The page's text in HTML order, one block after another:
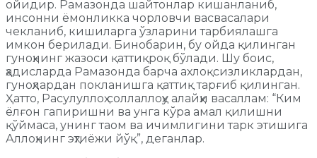
ойидир. Рамазонда шайтонлар кишанланиб,
инсонни ёмонликка чорловчи васвасалари
чекланиб, кишиларга ўзларини тарбиялашга
имкон берилади. Бинобарин, бу ойда қилинган
гуноҳнинг жазоси қаттиқроқ бўлади. Шу боис,
ҳадисларда Рамазонда барча ахлоқсизликлардан,
гуноҳлардан покланишга қаттиқ тарғиб қилинган.
Ҳатто, Расулуллоҳ соллаллоҳу алайҳи васаллам: “Ким
ёлғон гапиришни ва унга кўра амал қилишни
қўймаса, унинг таом ва ичимлигини тарк этишига
Аллоҳнинг эҳтиёжи йўқ”, деганлар.